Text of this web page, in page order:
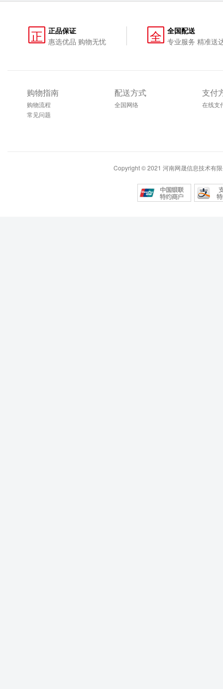
正 正品保证
惠选优品 购物无忧
全 全国配送
专业服务 精准送
购物指南
购物流程
常见问题
配送方式
全国网络
支付
在线支
Copyright © 2021 河南网晟信息技术有